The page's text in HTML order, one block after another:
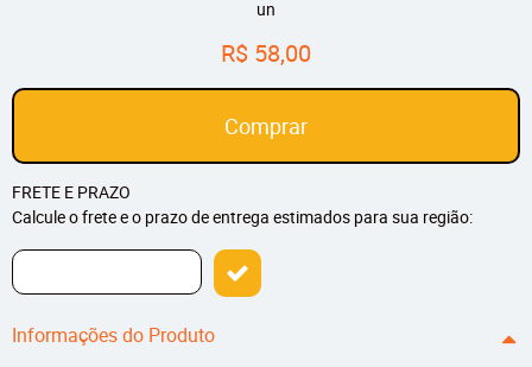
un
R$ 58,00
Comprar
FRETE E PRAZO
Calcule o frete e o prazo de entrega estimados para sua região:
Informações do Produto